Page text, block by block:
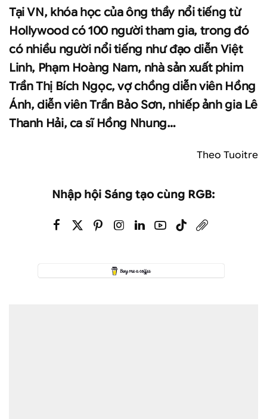
Tại VN, khóa học của ông thầy nổi tiếng từ
Hollywood có 100 người tham gia, trong đó
có nhiều người nổi tiếng như đạo diễn Việt
Linh, Phạm Hoàng Nam, nhà sản xuất phim
Trần Thị Bích Ngọc, vợ chồng diễn viên Hồng
Ánh, diễn viên Trần Bảo Sơn, nhiếp ảnh gia Lê
Thanh Hải, ca sĩ Hồng Nhung…
Theo Tuoitre
Nhập hội Sáng tạo cùng RGB: